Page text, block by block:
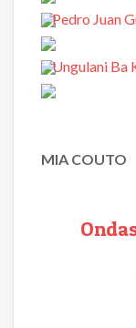
Pedro Juan
Ungulani Ba
MIA COUTO